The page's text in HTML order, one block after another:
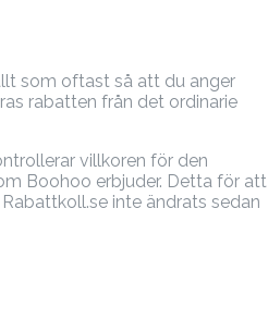
som oftast så att du anger
rabatten från det ordinarie
villkoren för den
Boohoo erbjuder. Detta för att
inte ändrats sedan